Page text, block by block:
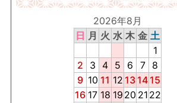
2026年8月
日 月 火 水 木 金 土
1
2
3 4 5 6 7
8
9 10 11 12 13 14 15
16 17 18 19 20 21 22